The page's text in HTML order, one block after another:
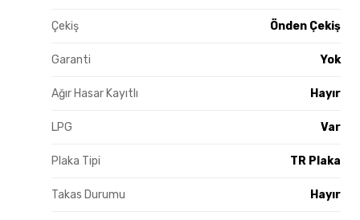
Çekiş Önden Çekiş
Garanti Yok
Ağır Hasar Kayıtlı Hayır
LPG Var
Plaka Tipi TR Plaka
Takas Durumu Hayır